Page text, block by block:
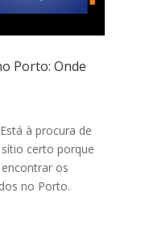
Porto: Onde
à procura de
certo porque
os
no Porto.